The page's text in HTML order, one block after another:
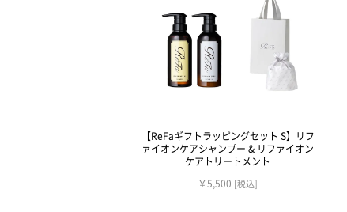
【ReFaギフトラッピングセット S】リフ
ァイオンケアシャンプー & リファイオン
ケアトリートメント
￥5,500 [税込]